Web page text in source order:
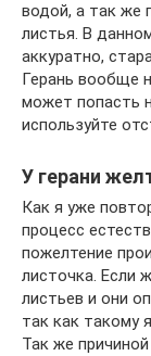
водой, а так же
листья. В
аккуратно,
Герань вообще
может попасть
используйте
У герани
Как я уже
процесс
пожелтение
листочка. Если
листьев и они
так как такому
Так же